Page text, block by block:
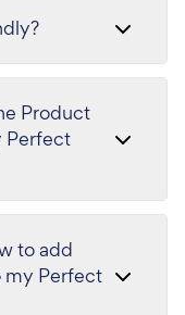
Product
to add